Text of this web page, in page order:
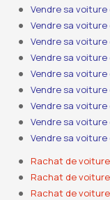
Vendre sa
Vendre sa voiture
Vendre sa
Vendre sa voiture
Vendre sa
Vendre sa
Vendre sa voiture
Vendre sa
Vendre sa
Rachat de
Rachat de
Rachat de